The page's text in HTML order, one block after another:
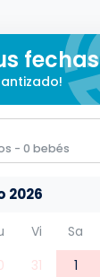
fechas
- 0 bebés
2026
Vi Sa
31 1